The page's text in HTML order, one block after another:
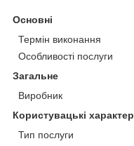
Основні
Термін виконання
Особливості послуги
Загальне
Виробник
Користувацькі
Тип послуги